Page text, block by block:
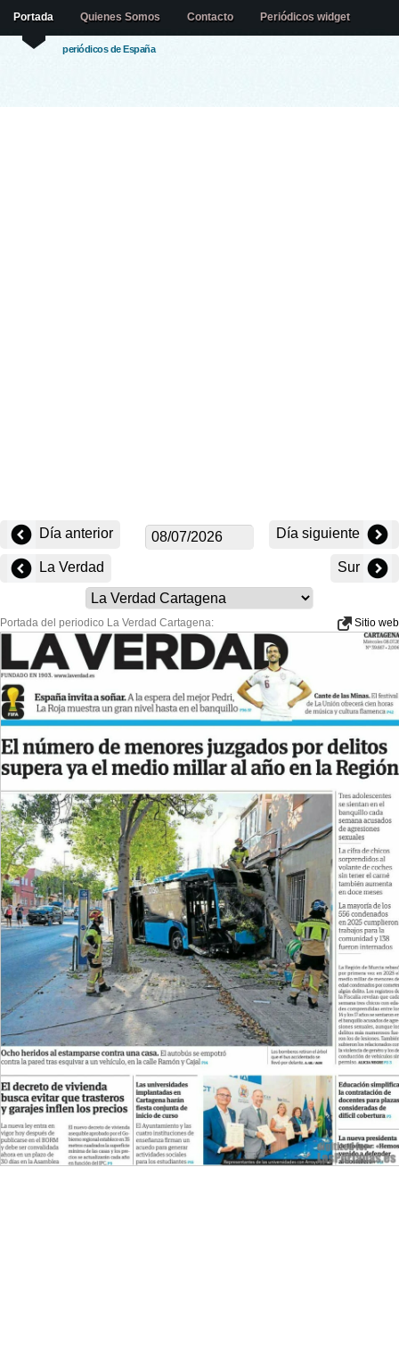
periódicos de España
Portada Quienes Somos Contacto Periódicos widget
Día anterior Día siguiente
La Verdad Sur
Portada del periodico La Verdad Cartagena: Sitio web